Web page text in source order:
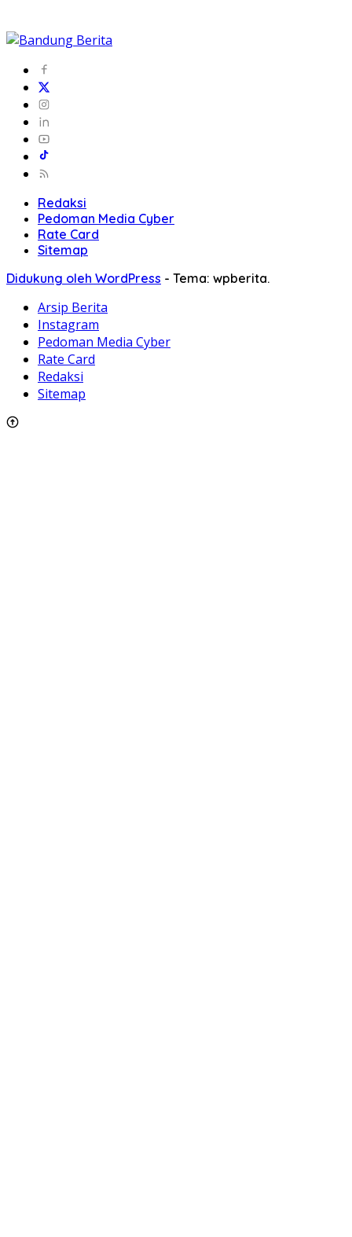
Redaksi
Pedoman Media Cyber
Rate Card
Sitemap
Didukung oleh WordPress - Tema: wpberita.
Arsip Berita
Instagram
Pedoman Media Cyber
Rate Card
Redaksi
Sitemap